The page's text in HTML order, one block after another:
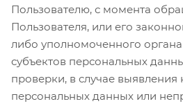
Пользователю, с момента
Пользователя, или его
либо уполномоченного
субъектов персональных
проверки, в случае выявления
персональных данных или